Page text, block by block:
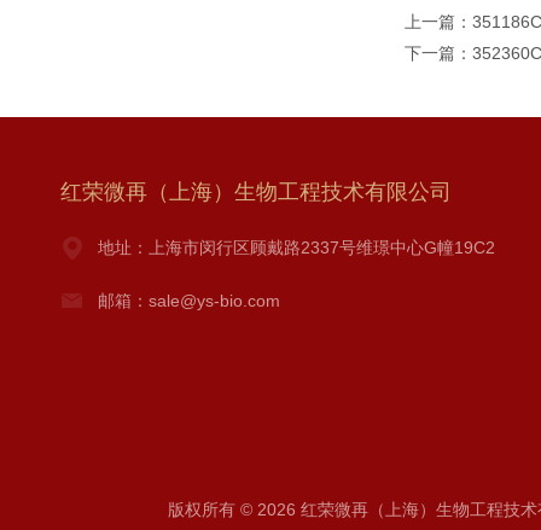
上一篇：
下一篇：
红荣微再（上海）生物工程技术有限公司
地址：上海市闵行区顾戴路2337号维璟中心G幢19C2
邮箱：sale@ys-bio.com
版权所有 © 2026 红荣微再（上海）生物工程技